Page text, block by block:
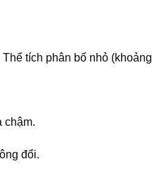
tích phân bố nhỏ
chậm.
đổi.